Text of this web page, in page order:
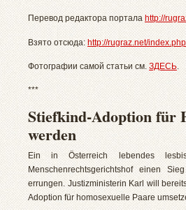
Перевод редактора портала http://
Взято отсюда: http://rugraz.net/
Фотографии самой статьи см. ЗДЕСЬ.
***
Stiefkind-Adoption für
werden
Ein in Österreich lebendes
Menschenrechtsgerichtshof einen
errungen. Justizministerin Karl will
Adoption für homosexuelle Paare